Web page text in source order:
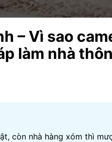
– Vì sao
làm nhà
còn nhà hàng xóm thì